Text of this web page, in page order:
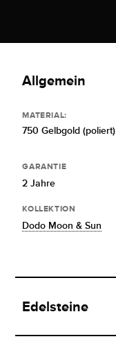
Allgemein
MATERIAL:
750 Gelbgold (poliert)
GARANTIE
2 Jahre
KOLLEKTION
Dodo Moon & Sun
Edelsteine